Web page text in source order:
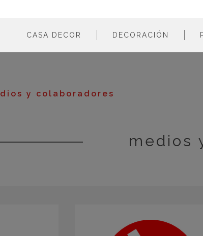
CASA DECOR
cómo participar
DECORACIÓN
y colaboradores
medios